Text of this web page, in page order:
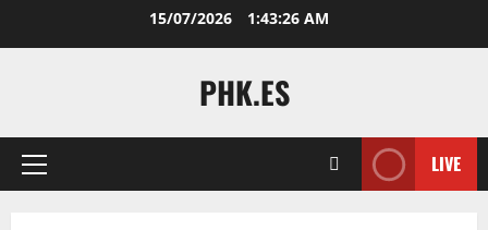
15/07/2026 1:43:27 AM
PHK.ES
Primary
LIVE